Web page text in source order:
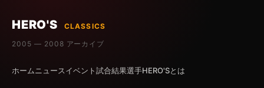
HERO'S
CLASSICS
2005 — 2008 アーカイブ
ホームニュースイベント試合結果選手HERO'Sとは